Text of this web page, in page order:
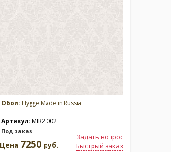
Обои: Hygge Made in Russia
Артикул: MIR2 002
Под заказ
Задать вопрос
Быстрый заказ
Цена 7250 руб.